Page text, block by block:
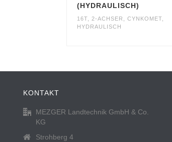
(HYDRAULISCH)
16T 2-ACHSER CYNKOMET
HYDRAULISCH
KONTAKT
MEZGER Landtechnik GmbH & Co.
KG
Strohberg 4